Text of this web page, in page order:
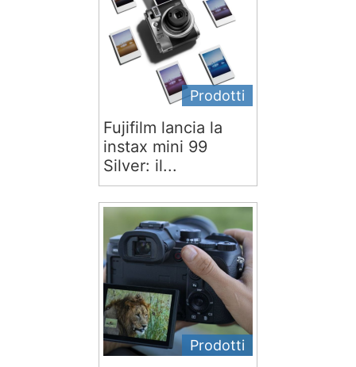
Prodotti
Fujifilm lancia la
instax mini 99
Silver: il...
Prodotti